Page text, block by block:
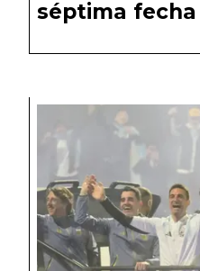
séptima